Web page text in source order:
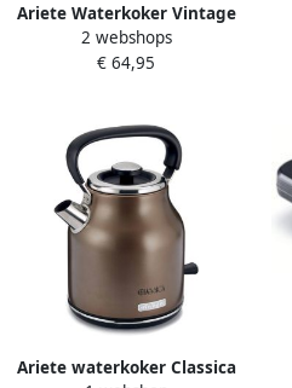
Ariete Waterkoker Vintage
Retro 1 7 Liter Groen
2 webshops
€ 64,95
Ariete waterkoker Classica